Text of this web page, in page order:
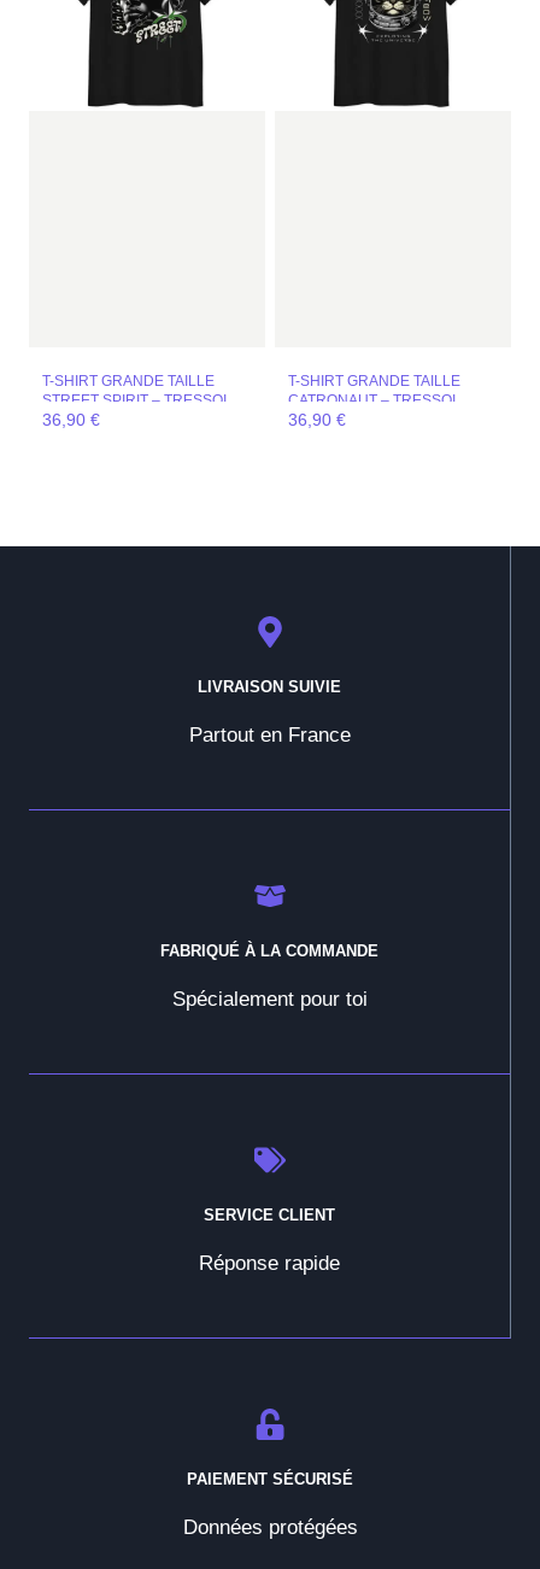
T-SHIRT GRANDE TAILLE
STREET SPIRIT – TRESSOI
36,90 €
T-SHIRT GRANDE TAILLE
CATRONAUT – TRESSOI
36,90 €
LIVRAISON SUIVIE
Partout en France
FABRIQUÉ À LA COMMANDE
Spécialement pour toi
SERVICE CLIENT
Réponse rapide
PAIEMENT SÉCURISÉ
Données protégées